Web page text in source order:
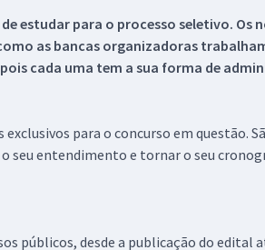
estudar para o processo seletivo.
as bancas organizadoras
cada uma tem a sua forma de
para o concurso em
seu entendimento e tornar o seu
públicos, desde a publicação do